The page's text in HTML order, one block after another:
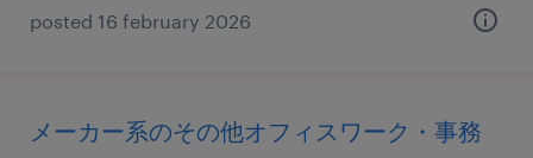
posted 16 february 2026
メーカー系のその他オフィスワーク・事務